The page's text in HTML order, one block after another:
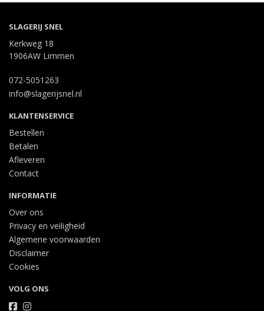
SLAGERIJ SNEL
Kerkweg 18
1906AW Limmen
072-5051263
info@slagerijsnel.nl
KLANTENSERVICE
Bestellen
Betalen
Afleveren
Contact
INFORMATIE
Over ons
Privacy en veiligheid
Algemene voorwaarden
Disclaimer
Cookies
VOLG ONS